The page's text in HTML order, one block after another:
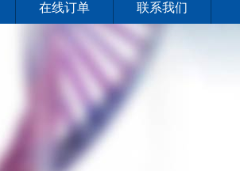
在线订单 联系我们